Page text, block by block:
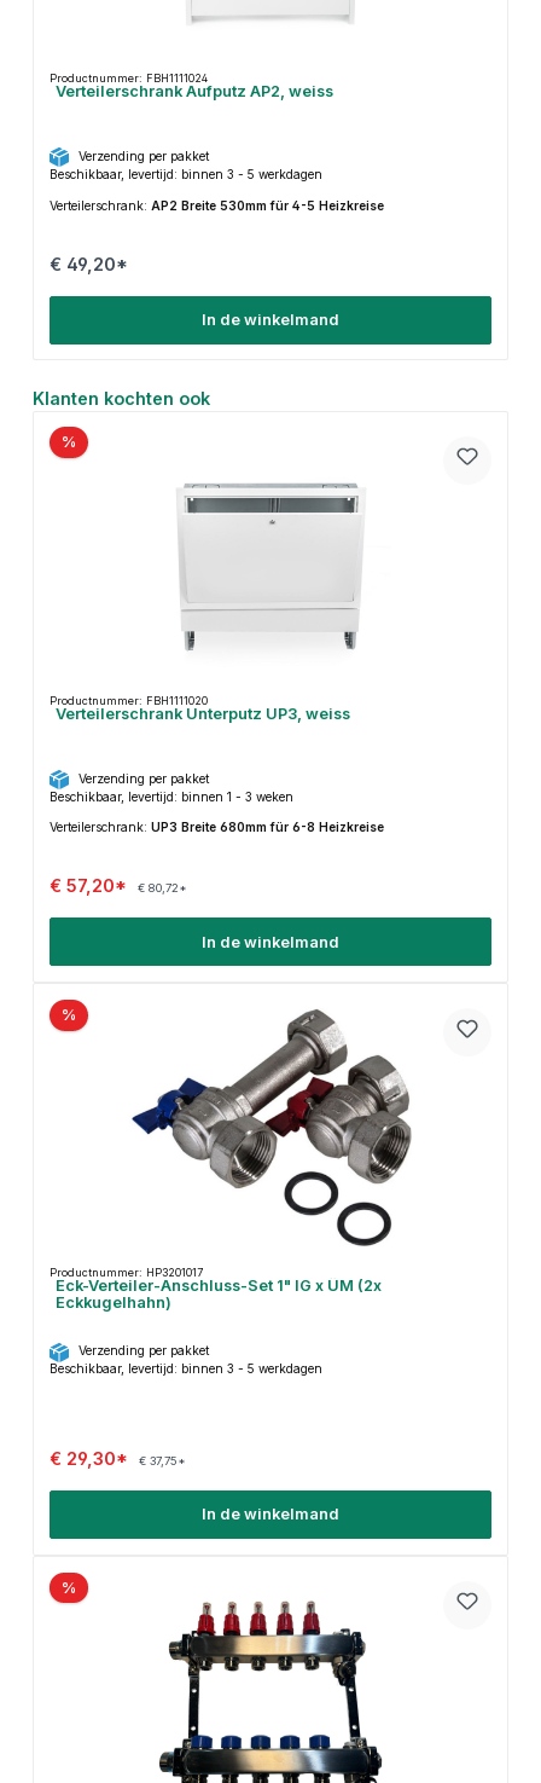
Productnummer: FBH1111024
Verteilerschrank Aufputz AP2, weiss
Verzending per pakket
Beschikbaar, levertijd: binnen 3 - 5 werkdagen
Verteilerschrank: AP2 Breite 530mm für 4-5 Heizkreise
€ 49,20*
In de winkelmand
Productgalerij overslaan
Klanten kochten ook
%
Productnummer: FBH1111020
Verteilerschrank Unterputz UP3, weiss
Verzending per pakket
Beschikbaar, levertijd: binnen 1 - 3 weken
Verteilerschrank: UP3 Breite 680mm für 6-8 Heizkreise
€ 57,20* € 80,72*
In de winkelmand
%
Productnummer: HP3201017
Eck-Verteiler-Anschluss-Set 1" IG x ÜM (2x
Eckkugelhahn)
Verzending per pakket
Beschikbaar, levertijd: binnen 3 - 5 werkdagen
€ 29,30* € 37,75*
In de winkelmand
%